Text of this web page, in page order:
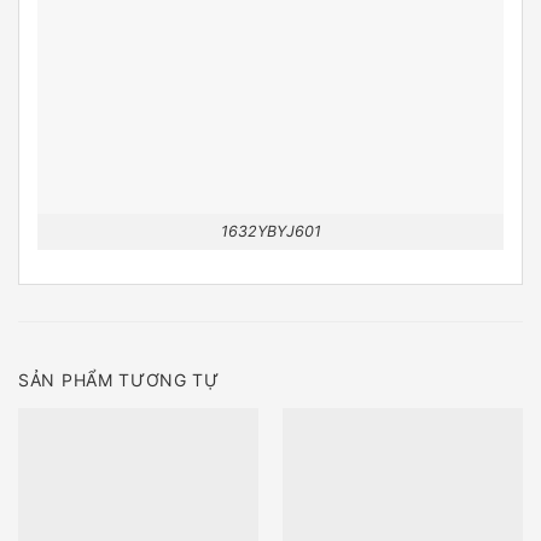
1632YBYJ601
SẢN PHẨM TƯƠNG TỰ